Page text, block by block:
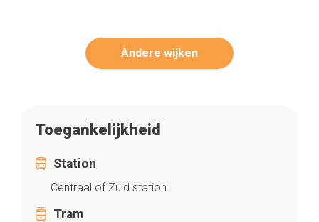
Andere wijken
Toegankelijkheid
Station
Centraal of Zuid station
Tram